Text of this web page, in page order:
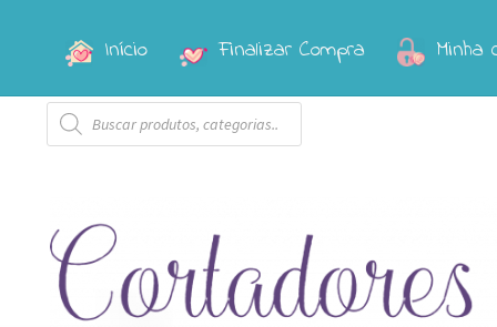
Pular
navegação
Pular
conteúdo
Início Finalizar Compra Minha
Pesquisar
produtos